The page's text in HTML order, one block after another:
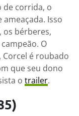
de corrida, o
Isso
os bérberes,
O
é roubado
que seu dono
o trailer.